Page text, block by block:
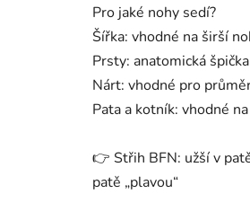
Pro jaké nohy sedí?
Šířka: vhodné na širší
Prsty: anatomická
Nárt: vhodné pro
Pata a kotník: vhodné
👉 Střih BFN: užší v
patě „plavou“